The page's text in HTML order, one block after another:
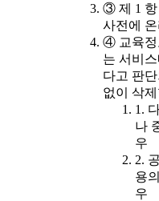
③ 제 1 항
사전에
④ 교육정
는 서비
다고 판
없이 삭
1.
나
우
2.
용
우